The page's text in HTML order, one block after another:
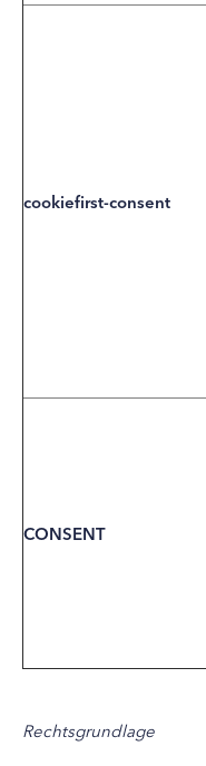
cookiefirst-consent
CONSENT
Rechtsgrundlage